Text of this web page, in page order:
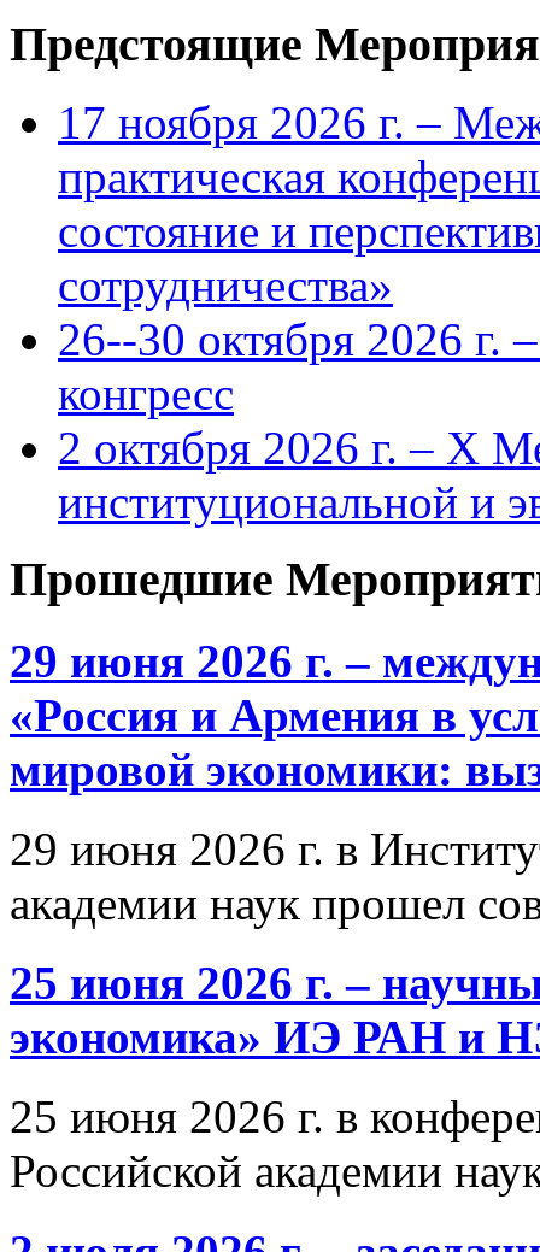
Предстоящие
17 ноября 2026 г. –
практическая
состояние и
сотрудничества»
26--30 октября 2026 г.
конгресс
2 октября 2026 г. – X
институциональной и
Прошедшие
29 июня 2026 г. –
«Россия и Армения в
мировой экономики:
29 июня 2026 г. в
академии наук прошел
25 июня 2026 г. –
экономика» ИЭ РАН и
25 июня 2026 г. в
Российской академии